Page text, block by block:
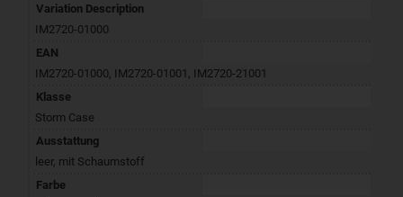
Variation Description
IM2720-01000
EAN
IM2720-01000 IM2720-01001 IM2720-21001
Klasse
Storm Case
Ausstattung
leer, mit Schaumstoff
Farbe